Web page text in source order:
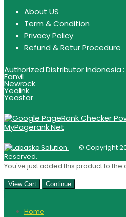
About US
Term & Condition
Privacy Policy
Refund & Retur Procedure
Authorized Distributor Indonesia :
Fanvil
Newrock
Yealink
Yeastar
© Copyright
Reserved.
You've just added this product to the
View Cart Continue
Home